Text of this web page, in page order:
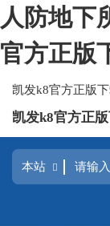
人防地下
官方正版
凯发k8官方正版
凯发k8官方正